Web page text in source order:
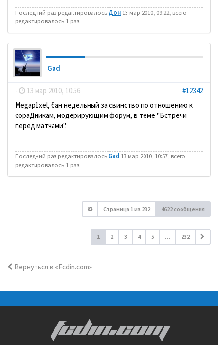
Последний раз редактировалось Дон 13 мар 2010, 09:22, всего
редактировалось 1 раз.
Gad
- 13 мар 2010, 10:56
#12342
Megap1xel, бан недельный за свинство по отношению к
сораДникам, модерирующим форум, в теме "Встречи
перед матчами".
Последний раз редактировалось Gad 13 мар 2010, 10:57, всего
редактировалось 1 раз.
Страница 1из 232 4622 сообщения
1 2 3 4 5 … 232
Вернуться в «Fcdin.com»
FCDIN.COM